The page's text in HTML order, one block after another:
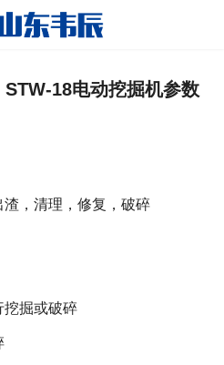
18电动挖掘机参数
，清理，修复，破碎
挖掘或破碎